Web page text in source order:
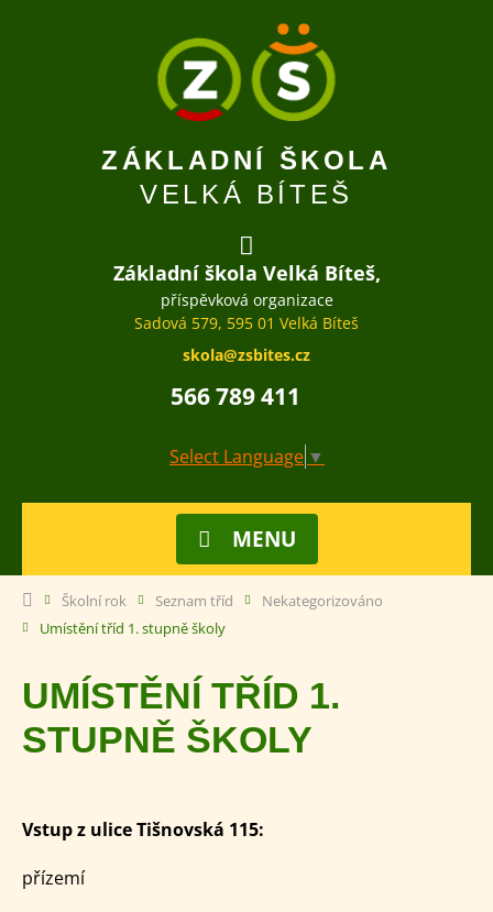
ZÁKLADNÍ ŠKOLA
VELKÁ BÍTEŠ
Základní škola Velká Bíteš,
příspěvková organizace
Sadová 579, 595 01 Velká Bíteš
skola@zsbites.cz
566 789 411
Select Language ▼
MENU
Školní rok Seznam tříd
Nekategorizováno
Umístění tříd 1. stupně školy
UMÍSTĚNÍ TŘÍD 1.
STUPNĚ ŠKOLY
Vstup z ulice Tišnovská 115:
přízemí